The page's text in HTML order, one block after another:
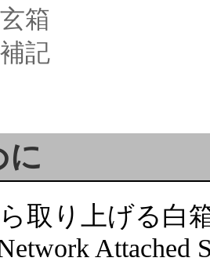
玄箱
補記
に
取り上げる白
Attached